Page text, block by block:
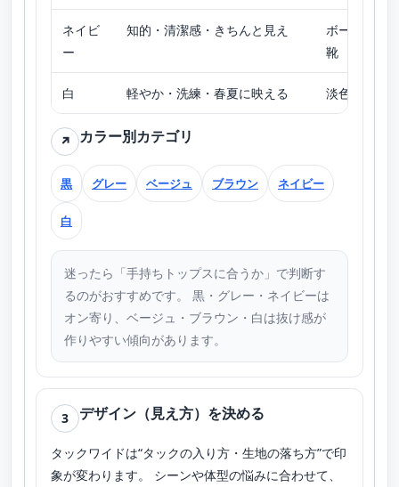
ネイビ
ー
知的・清潔感・きちんと見え
ボーダー／
靴
白 軽やか・洗練・春夏に映える 淡色トップ
↗ カラー別カテゴリ
黒 グレー ベージュ ブラウン ネイビー
白
迷ったら「手持ちトップスに合うか」で判断す
るのがおすすめです。 黒・グレー・ネイビーは
オン寄り、ベージュ・ブラウン・白は抜け感が
作りやすい傾向があります。
3 デザイン（見え方）を決める
タックワイドは“タックの入り方・生地の落ち方”で印
象が変わります。 シーンや体型の悩みに合わせて、